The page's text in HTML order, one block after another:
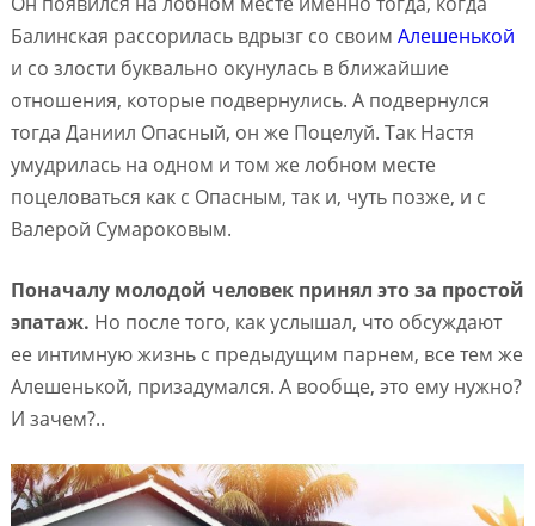
Балинская рассорилась вдрызг со своим Алешенькой
и со злости буквально окунулась в ближайшие
отношения, которые подвернулись. А подвернулся
тогда Даниил Опасный, он же Поцелуй. Так Настя
умудрилась на одном и том же лобном месте
поцеловаться как с Опасным, так и, чуть позже, и с
Валерой Сумароковым.
Поначалу молодой человек принял это за простой
эпатаж. Но после того, как услышал, что обсуждают
ее интимную жизнь с предыдущим парнем, все тем же
Алешенькой, призадумался. А вообще, это ему нужно?
И зачем?..